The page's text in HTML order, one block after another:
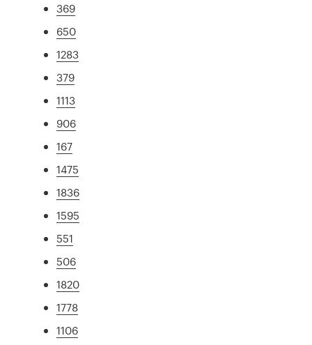
369
650
1283
379
1113
906
167
1475
1836
1595
551
506
1820
1778
1106